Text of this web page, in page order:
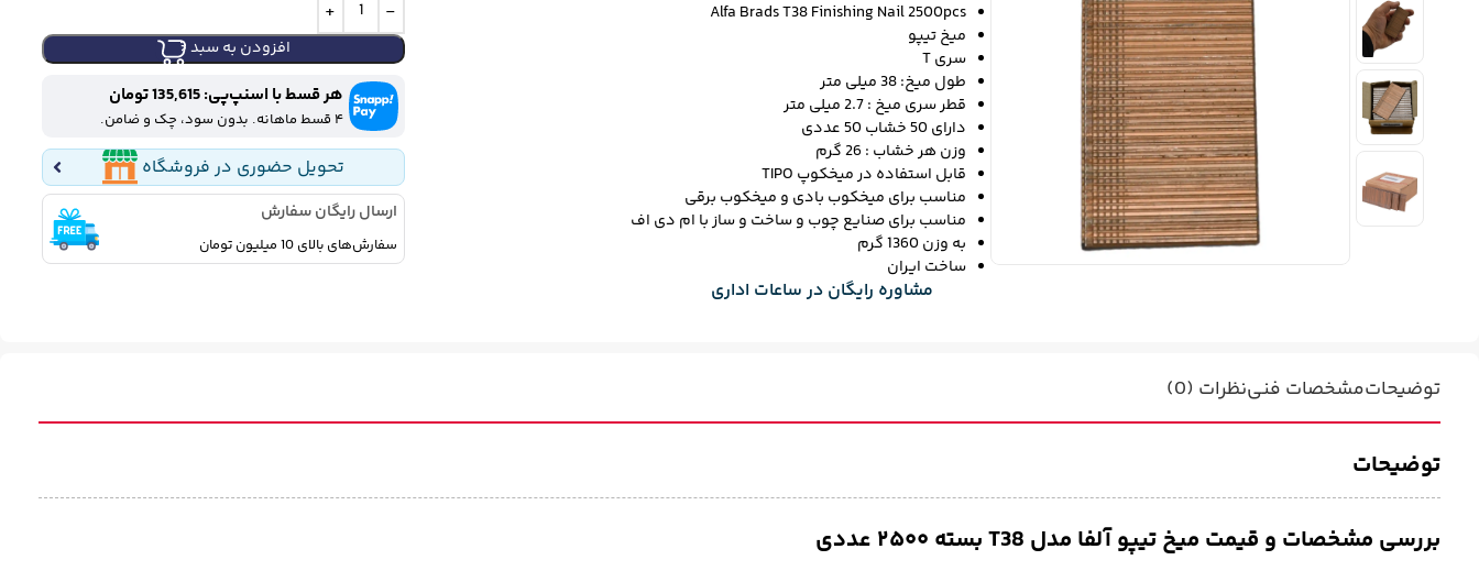
Alfa Brads T38 Finishing Nail 2500pcs
میخ تیپو
سری T
طول میخ: 38 میلی متر
قطر سری میخ : 2.7 میلی متر
دارای 50 خشاب 50 عددی
وزن هر خشاب : 26 گرم
قابل استفاده در میخکوپ TIPO
مناسب برای میخکوب‌ بادی و میخکوب برقی
مناسب برای صنایع چوب و ساخت و ساز با ام دی اف
به وزن 1360 گرم
ساخت ایران
مشاوره رایگان در ساعات اداری
افزودن به سبد خرید
هر قسط با اسنپ‌پی: 135,615 تومان
۴ قسط ماهانه. بدون سود، چک و ضامن.
تحویل حضوری در فروشگاه
ارسال رایگان سفارش
سفارش‌های بالای 10 میلیون تومان
توضیحاتمشخصات فنینظرات (0)
توضیحات
بررسی مشخصات و قیمت میخ تیپو آلفا مدل T38 بسته ۲۵۰۰ عددی